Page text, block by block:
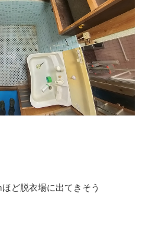
ど脱衣場に出てきそう